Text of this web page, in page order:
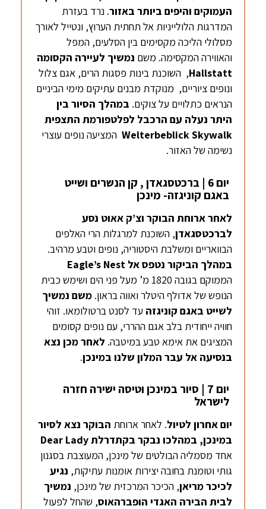
העמוקים והיפים ביותר באזור. נרד בעזרת
המדרגות הלולייניות אל תחתית הערוץ, ונטייל לאורך
מסלולי הליכה מקסימים בין הסלעים, המפל
והאווירה המקסימה. משם נמשיך לעיירה הקסומה
Hallstatt, השוכנת בינות פסגות הרים, אגם צלול
ונופים ציוריים, מנוקדת מבנים עתיקים מימי הביניים
הנראים כתלויים על צוקים. במהלך הסיור בין
היתר נעלה עם הרכבל לפלטפורמת התצפית
Welterbeblick Skywalk המציעה נופים עוצרי
נשימה של האזור.
יום 6 | ברכטסגאדן , קן הנשרים ושייט
באגם קוניגזה- מינכן
לאחר ארוחת הבוקר וצ’ק אאוט נסע
לברכטסגאדן, השוכנת למרגלות הרי האלפים
הבוואריים ומשלבת היסטוריה, נופים וטבע מרהיב.
במהלך הביקור נטפס אל
Eagle’s Nest
הממוקם בגובה 1820 מ’ מעל פני הים ושימש כבית
הנופש של אדולף היטלר ואווה בראון.משם נמשיך
לשייט באגם קוניגזה עד לסנט ברטולומאו. זוהי
חוויה ייחודית בלב אגם ההררי, עם נופים קסומים
המציגים את אימא טבע במיטבה. לאחר מכן נצא
בנסיעה אל עבר המלון שלנו במינכן.
יום 7 | סיור במינכן וטיסה ישירה חזרה
לישראל
יום אחרון לטיול. לאחר ארוחת הבוקר נצא לסיור
במינכן, במהלכו נבקר בקתדרלתDear Lady
אחד מסמליה הבולטים של מינכן, המעוצבת בסגנון
גותי וטומנת בחובה יצירות אומנות עתיקות, נגיע
לכיכרמריאן, הכיכר המרכזית של מינכן, נמשיך
לבית הבירה האגדי הופברהאוס, שהחל לפעול